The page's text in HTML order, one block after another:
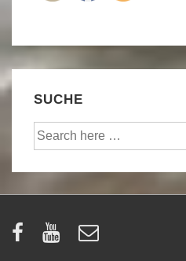
SUCHE
Suche
nach: